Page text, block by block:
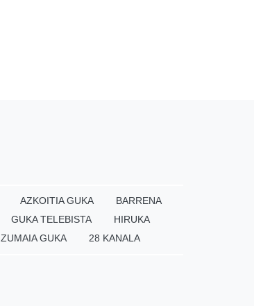
AZKOITIA GUKA
BARRENA
GUKA TELEBISTA
HIRUKA
ZUMAIA GUKA 28 KANALA